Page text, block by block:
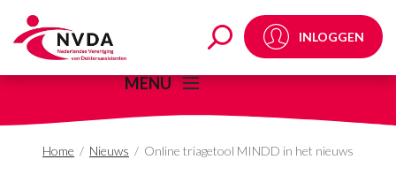
Online triagetool INLOGGEN
MENU
Home / Nieuws / Online triagetool MINDD in het nieuws